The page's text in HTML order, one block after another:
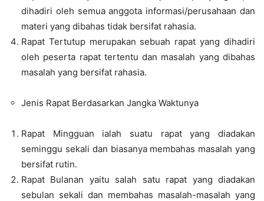
dihadiri oleh semua anggota informasi/perusahaan dan
materi yang dibahas tidak bersifat rahasia.
Rapat Tertutup merupakan sebuah rapat yang dihadiri
oleh peserta rapat tertentu dan masalah yang dibahas
masalah yang bersifat rahasia.
Jenis Rapat Berdasarkan Jangka Waktunya
Rapat Mingguan ialah suatu rapat yang diadakan
seminggu sekali dan biasanya membahas masalah yang
bersifat rutin.
Rapat Bulanan yaitu salah satu rapat yang diadakan
sebulan sekali dan membahas masalah-masalah yang